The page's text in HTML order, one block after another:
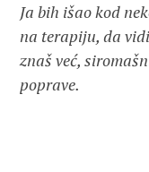
Ja bih išao kod
na terapiju, da
znaš već,
poprave.